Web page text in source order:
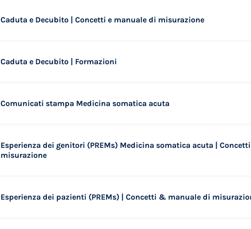
Caduta e Decubito | Concetti e manuale di misurazione
Caduta e Decubito | Formazioni
Comunicati stampa Medicina somatica acuta
Esperienza dei genitori (PREMs) Medicina somatica acuta |
misurazione
Esperienza dei pazienti (PREMs) | Concetti & manuale di